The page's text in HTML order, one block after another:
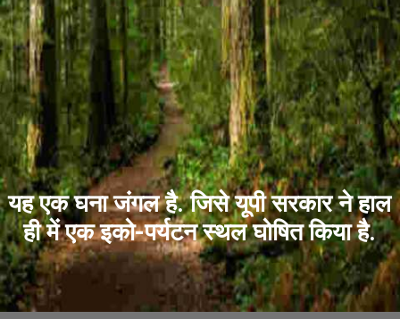
यह एक घना जंगल है. जिसे यूपी सरकार ने हाल
ही में एक इको-पर्यटन स्थल घोषित किया है.